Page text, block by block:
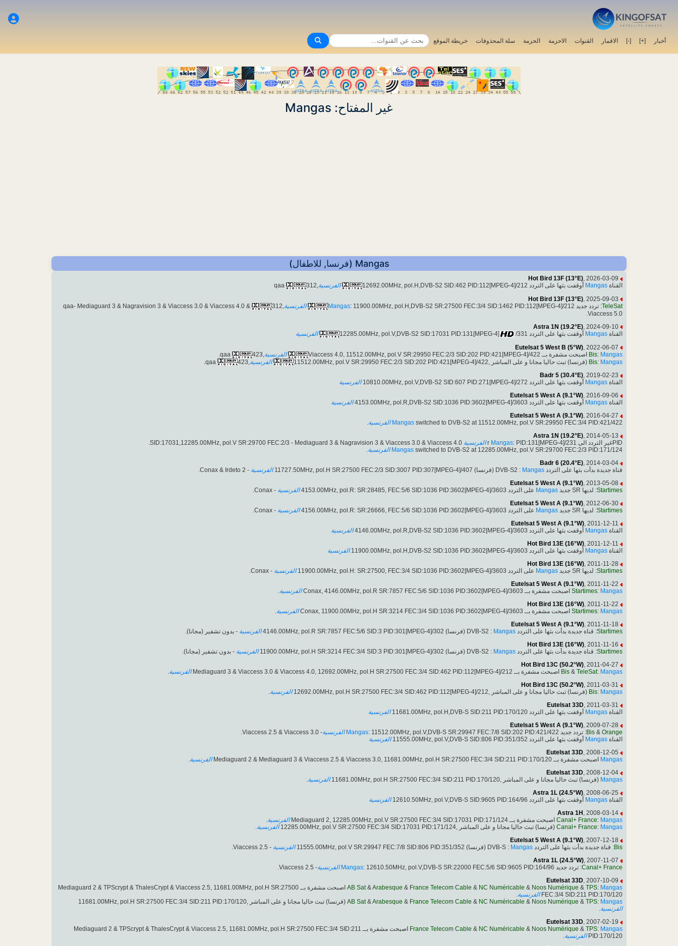
أخبار [+]
[-] الاقمار القنوات الاحزمة الحزمة سلة المحذوفات خريطة الموقع
غير المفتاح: Mangas
Mangas (فرنسا, للاطفال)
Hot Bird 13F (13°E), 2026-03-09
القناة Mangas أوقفت بثها على التردد 12692.00MHz, pol.H,DVB-S2 SID:462 PID:112[MPEG-4]/212 الفرنسية,312
Hot Bird 13F (13°E), 2025-09-03
TeleSat: تردد جديد Mangas: 11900.00MHz, pol.H,DVB-S2 SR:27500 FEC:3/4 SID:1462 PID:112[MPEG-4]/212 الفرنسية,312
qaa- Mediaguard 3 & Nagravision 3 & Viaccess 3.0 & Viaccess 4.0 &
Viaccess 5.0.
Astra 1N (19.2°E), 2024-09-10
القناة Mangas أوقفت بثها على التردد 12285.00MHz, pol.V,DVB-S2 SID:17031 PID:131[MPEG-4] /331
الفرنسية
Eutelsat 5 West B (5°W) , 2022-06-07
Bis: Mangas اصبحت مشفرة بــ Viaccess 4.0, 11512.00MHz, pol.V SR:29950 FEC:2/3 SID:202 PID:421[MPEG-4]/422 الفرنسية
Bis: Mangas (فرنسا) تبث حاليا مجانا و على المباشر ,11512.00MHz, pol.V SR:29950 FEC:2/3 SID:202 PID:421[MPEG-4]/422 الفرنسية
Badr 5 (30.4°E), 2019-02-23
القناة Mangas أوقفت بثها على التردد 10810.00MHz, pol.V,DVB-S2 SID:607 PID:271[MPEG-4]/272
الفرنسية
Eutelsat 5 West A (9.1°W), 2016-09-06
القناة Mangas أوقفت بثها على التردد 4153.00MHz, pol.R,DVB-S2 SID:1036 PID:3602[MPEG-4]/3603
الفرنسية
Eutelsat 5 West A (9.1°W), 2016-04-27
Mangas switched to DVB-S2 at 11512.00MHz, pol.V SR:29950 FEC:3/4 PID:421/422 الفرنسية.
Astra 1N (19.2°E), 2014-05-13
PIDغير التردد الى r
Mangas: PID:131[MPEG-4]/231 الفرنسية
Mangas switched to DVB-S2 at 12285.00MHz, pol.V SR:29700 FEC:2/3 PID:171/124 الفرنسية.
Badr 6 (20.4°E), 2014-03-04
قناة جديدة بدأت بثها على التردد DVB-S2 : Mangas (فرنسا) 11727.50MHz, pol.H SR:27500 FEC:2/3 SID:3007 PID:307[MPEG-4]/407 الفرنسية - Conax & Irdeto 2.
Eutelsat 5 West A (9.1°W), 2013-05-08
Startimes: لديها SR جديد Mangas على التردد 4153.00MHz, pol.R: SR:28485, FEC:5/6 SID:1036 PID:3602[MPEG-4]/3603 الفرنسية - Conax.
Eutelsat 5 West A (9.1°W), 2012-06-30
Startimes: لديها SR جديد Mangas على التردد 4156.00MHz, pol.R: SR:26666, FEC:5/6 SID:1036 PID:3602[MPEG-4]/3603 الفرنسية - Conax.
Eutelsat 5 West A (9.1°W), 2011-12-11
القناة Mangas أوقفت بثها على التردد 4146.00MHz, pol.R,DVB-S2 SID:1036 PID:3602[MPEG-4]/3603
الفرنسية
Hot Bird 13E (16°W), 2011-12-11
القناة Mangas أوقفت بثها على التردد 11900.00MHz, pol.H,DVB-S2 SID:1036 PID:3602[MPEG-4]/3603
الفرنسية
Hot Bird 13E (16°W), 2011-11-28
Startimes: لديها SR جديد Mangas على التردد 11900.00MHz, pol.H: SR:27500, FEC:3/4 SID:1036 PID:3602[MPEG-4]/3603 الفرنسية - Conax.
Eutelsat 5 West A (9.1°W), 2011-11-22
Startimes: Mangas اصبحت مشفرة بــ Conax, 4146.00MHz, pol.R SR:7857 FEC:5/6 SID:1036 PID:3602[MPEG-4]/3603 الفرنسية.
Hot Bird 13E (16°W), 2011-11-22
Startimes: Mangas اصبحت مشفرة بــ Conax, 11900.00MHz, pol.H SR:3214 FEC:3/4 SID:1036 PID:3602[MPEG-4]/3603 الفرنسية.
Eutelsat 5 West A (9.1°W), 2011-11-18
Startimes: قناة جديدة بدأت بثها على التردد DVB-S2 : Mangas (فرنسا) 4146.00MHz, pol.R SR:7857 FEC:5/6 SID:3 PID:301[MPEG-4]/302 الفرنسية - بدون تشفير (مجانا).
Hot Bird 13E (16°W), 2011-11-16
Startimes: قناة جديدة بدأت بثها على التردد DVB-S2 : Mangas (فرنسا) 11900.00MHz, pol.H SR:3214 FEC:3/4 SID:3 PID:301[MPEG-4]/302 الفرنسية - بدون تشفير (مجانا).
Hot Bird 13C (50.2°W), 2011-04-27
Bis & TeleSat: Mangas اصبحت مشفرة بــ Mediaguard 3 & Viaccess 3.0 & Viaccess 4.0, 12692.00MHz, pol.H SR:27500 FEC:3/4 SID:462 PID:112[MPEG-4]/212 الفرنسية.
Hot Bird 13C (50.2°W), 2011-03-31
Bis: Mangas (فرنسا) تبث حاليا مجانا و على المباشر ,12692.00MHz, pol.H SR:27500 FEC:3/4 SID:462 PID:112[MPEG-4]/212 الفرنسية.
Eutelsat 33D, 2011-03-31
القناة Mangas أوقفت بثها على التردد 11681.00MHz, pol.H,DVB-S SID:211 PID:170/120
الفرنسية
Eutelsat 5 West A (9.1°W), 2009-07-28
Bis & Orange : تردد جديد Mangas: 11512.00MHz, pol.V,DVB-S SR:29947 FEC:7/8 SID:202 PID:421/422 الفرنسية- Viaccess 2.5 & Viaccess 3.0.
القناة Mangas أوقفت بثها على التردد 11555.00MHz, pol.V,DVB-S SID:806 PID:351/352
الفرنسية
Eutelsat 33D, 2008-12-05
Mangas اصبحت مشفرة بــ Mediaguard 2 & Mediaguard 3 & Viaccess 2.5 & Viaccess 3.0, 11681.00MHz, pol.H SR:27500 FEC:3/4 SID:211 PID:170/120 الفرنسية.
Eutelsat 33D, 2008-12-04
Mangas (فرنسا) تبث حاليا مجانا و على المباشر ,11681.00MHz, pol.H SR:27500 FEC:3/4 SID:211 PID:170/120 الفرنسية.
Astra 1L (24.5°W), 2008-06-25
القناة Mangas أوقفت بثها على التردد 12610.50MHz, pol.V,DVB-S SID:9605 PID:164/96
الفرنسية
Astra 1H , 2008-03-14
Canal+ France: Mangas اصبحت مشفرة بــ Mediaguard 2, 12285.00MHz, pol.V SR:27500 FEC:3/4 SID:17031 PID:171/124 الفرنسية.
Canal+ France: Mangas (فرنسا) تبث حاليا مجانا و على المباشر ,12285.00MHz, pol.V SR:27500 FEC:3/4 SID:17031 PID:171/124 الفرنسية.
Eutelsat 5 West A (9.1°W), 2007-12-18
Bis: قناة جديدة بدأت بثها على التردد DVB-S : Mangas (فرنسا) 11555.00MHz, pol.V SR:29947 FEC:7/8 SID:806 PID:351/352 الفرنسية - Viaccess 2.5.
Astra 1L (24.5°W), 2007-11-07
Canal+ France: تردد جديد Mangas: 12610.50MHz, pol.V,DVB-S SR:22000 FEC:5/6 SID:9605 PID:164/96 الفرنسية- Viaccess 2.5.
Eutelsat 33D, 2007-10-09
AB Sat&Arabesque & France Telecom Cable & NC Numéricable & Noos Numérique & TPS: Mangas
اصبحت مشفرة بــ Mediaguard 2 & TPScrypt & ThalesCrypt & Viaccess 2.5, 11681.00MHz, pol.H SR:27500
FEC:3/4 SID:211 PID:170/120 الفرنسية.
AB Sat&Arabesque & France Telecom Cable & NC Numéricable & Noos Numérique & TPS: Mangas
(فرنسا) تبث حاليا مجانا و على المباشر ,11681.00MHz, pol.H SR:27500 FEC:3/4 SID:211 PID:170/120
الفرنسية.
Eutelsat 33D, 2007-02-19
France Telecom Cable & NC Numéricable & Noos Numérique & TPS: Mangas
اصبحت مشفرة بــ Mediaguard 2 & TPScrypt & ThalesCrypt & Viaccess 2.5, 11681.00MHz, pol.H SR:27500 FEC:3/4 SID:211
PID:170/120 الفرنسية.